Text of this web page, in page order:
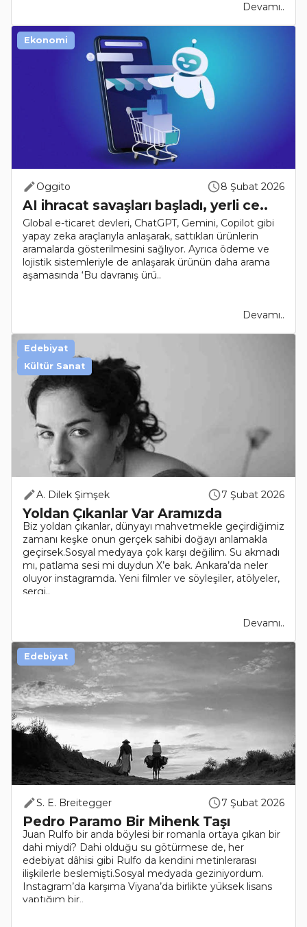
Devamı..
Oggito 8 Şubat 2026
AI ihracat savaşları başladı, yerli ce..
Global e-ticaret devleri, ChatGPT, Gemini, Copilot gibi
yapay zeka araçlarıyla anlaşarak, sattıkları ürünlerin
aramalarda gösterilmesini sağlıyor. Ayrıca ödeme ve
lojistik sistemleriyle de anlaşarak ürünün daha arama
aşamasında ‘Bu davranış ürü..
Devamı..
Ekonomi
A. Dilek Şimşek 7 Şubat 2026
Yoldan Çıkanlar Var Aramızda
Biz yoldan çıkanlar, dünyayı mahvetmekle geçirdiğimiz
zamanı keşke onun gerçek sahibi doğayı anlamakla
geçirsek.Sosyal medyaya çok karşı değilim. Su akmadı
mı, patlama sesi mi duydun X’e bak. Ankara’da neler
oluyor instagramda. Yeni filmler ve söyleşiler, atölyeler,
sergi..
Devamı..
Edebiyat
Kültür Sanat
S. E. Breitegger 7 Şubat 2026
Pedro Paramo Bir Mihenk Taşı
Juan Rulfo bir anda böylesi bir romanla ortaya çıkan bir
dahi miydi? Dahi olduğu su götürmese de, her
edebiyat dâhisi gibi Rulfo da kendini metinlerarası
ilişkilerle beslemişti.Sosyal medyada geziniyordum.
Instagram’da karşıma Viyana’da birlikte yüksek lisans
yaptığım bir..
Edebiyat